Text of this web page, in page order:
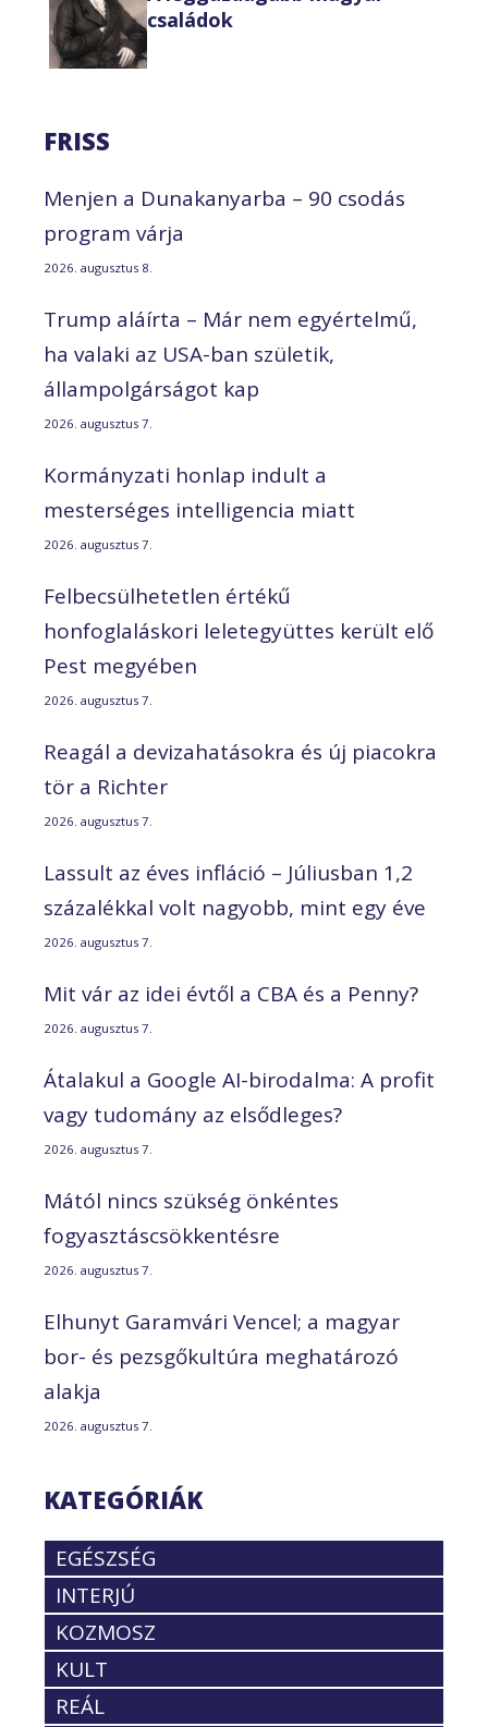
családok
FRISS
Menjen a Dunakanyarba – 90 csodás
program várja
2026. augusztus 8.
Trump aláírta – Már nem egyértelmű,
ha valaki az USA-ban születik,
állampolgárságot kap
2026. augusztus 7.
Kormányzati honlap indult a
mesterséges intelligencia miatt
2026. augusztus 7.
Felbecsülhetetlen értékű
honfoglaláskori leletegyüttes került elő
Pest megyében
2026. augusztus 7.
Reagál a devizahatásokra és új piacokra
tör a Richter
2026. augusztus 7.
Lassult az éves infláció – Júliusban 1,2
százalékkal volt nagyobb, mint egy éve
2026. augusztus 7.
Mit vár az idei évtől a CBA és a Penny?
2026. augusztus 7.
Átalakul a Google AI-birodalma: A profit
vagy tudomány az elsődleges?
2026. augusztus 7.
Mától nincs szükség önkéntes
fogyasztáscsökkentésre
2026. augusztus 7.
Elhunyt Garamvári Vencel; a magyar
bor- és pezsgőkultúra meghatározó
alakja
2026. augusztus 7.
KATEGÓRIÁK
EGÉSZSÉG
INTERJÚ
KOZMOSZ
KULT
REÁL